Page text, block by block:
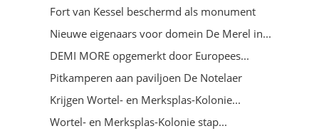
Fort van Kessel beschermd als monument
Nieuwe eigenaars voor domein De Merel in...
DEMI MORE opgemerkt door Europees...
Pitkamperen aan paviljoen De Notelaer
Krijgen Wortel- en Merksplas-Kolonie...
Wortel- en Merksplas-Kolonie stap...